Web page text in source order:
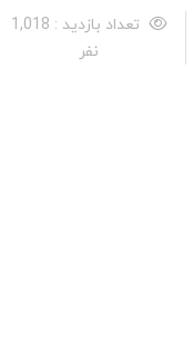
تعداد بازدید : 1,018
نفر